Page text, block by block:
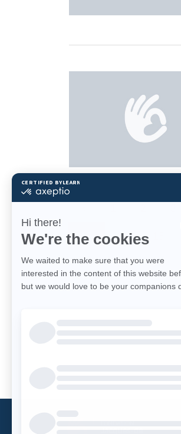
13 14
24 25 26